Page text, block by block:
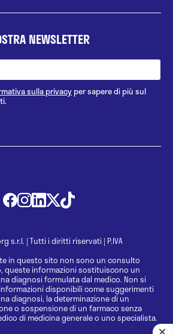
NEWSLETTER
sulla privacyper sapere di più sul
s.r.l. | Tutti i diritti riservati | P.IVA
in questo sito non sono un consulto
queste informazioni sostituiscono un
diagnosi formulata dal medico. Non si
disponibili come suggerimenti
diagnosi, la determinazione di un
o sospensione di un farmaco senza
di medicina generale o uno specialista.